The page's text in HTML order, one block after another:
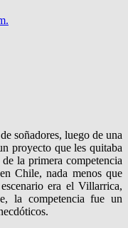
soñadores, luego de una
proyecto que les quitaba
la primera competencia
Chile, nada menos que
era el Villarrica,
la competencia fue un